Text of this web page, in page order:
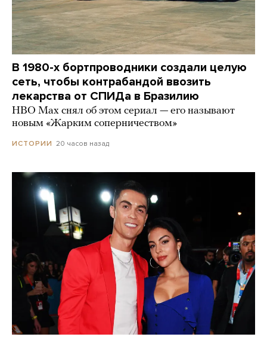
В 1980-х бортпроводники создали целую
сеть, чтобы контрабандой ввозить
лекарства от СПИДа в Бразилию
HBO Max снял об этом сериал — его называют
новым «Жарким соперничеством»
ИСТОРИИ 20 часов назад